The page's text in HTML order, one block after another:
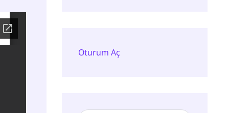
Oturum Aç